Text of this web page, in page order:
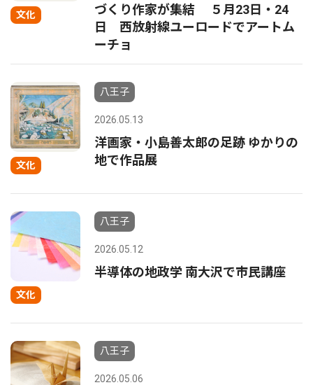
文化
づくり作家が集結 ５月23日・24
日 西放射線ユーロードでアートム
ーチョ
文化
八王子
2026.05.13
洋画家・小島善太郎の足跡 ゆかりの
地で作品展
文化
八王子
2026.05.12
半導体の地政学 南大沢で市民講座
八王子
2026.05.06